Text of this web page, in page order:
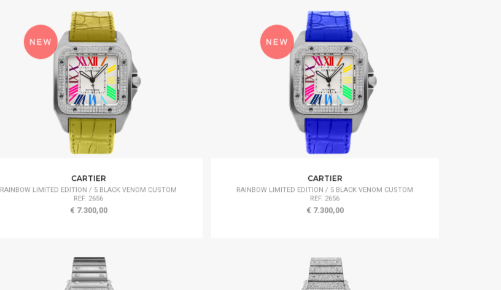
CARTIER
RAINBOW LIMITED EDITION / 5 BLACK VENOM CUSTOM
REF. 2656
€ 7.300,00
CARTIER
RAINBOW LIMITED EDITION / 5 BLACK VENOM CUSTOM
REF. 2656
€ 7.300,00